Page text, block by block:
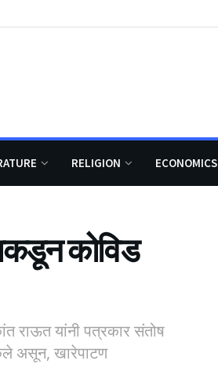
RELIGION ECONOMICS
कोविड
राऊत यांनी पत्रकार संतोष
असून, खारेपाटण